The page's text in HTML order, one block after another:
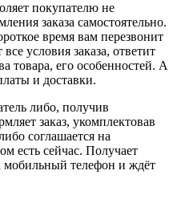
покупателю не
заказа самостоятельно.
время вам перезвонит
условия заказа, ответит
товара, его особенностей. А
и доставки.
либо, получив
заказ, укомплектовав
соглашается на
есть сейчас. Получает
мобильный телефон и ждёт